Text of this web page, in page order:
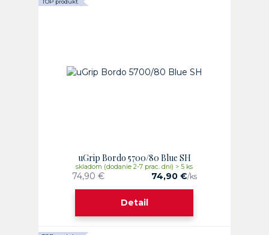
TOP produkt
uGrip Bordo 5700/80 Blue SH
74,90 € 74,90 €/ks
skladom (dodanie 2-7 prac. dni) > 5 ks
Detail